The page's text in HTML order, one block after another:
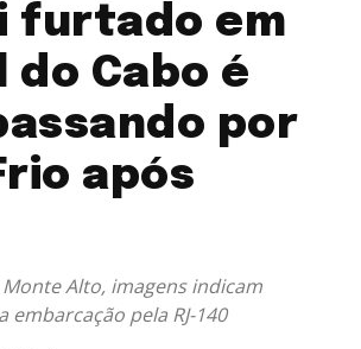
furtado em
do Cabo é
por
após
Alto, imagens indicam
embarcação pela RJ-140